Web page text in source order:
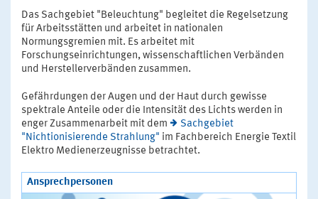
Das Sachgebiet "Beleuchtung" begleitet die Regelsetzung
für Arbeitsstätten und arbeitet in nationalen
Normungsgremien mit. Es arbeitet mit
Forschungseinrichtungen, wissenschaftlichen Verbänden
und Herstellerverbänden zusammen.
Gefährdungen der Augen und der Haut durch gewisse
spektrale Anteile oder die Intensität des Lichts werden in
enger Zusammenarbeit mit dem
Sachgebiet
"Nichtionisierende Strahlung" im Fachbereich Energie Textil
Elektro Medienerzeugnisse betrachtet.
Ansprechpersonen